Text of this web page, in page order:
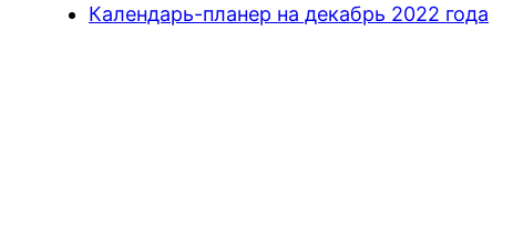
Календарь-планер на декабрь 2022 года